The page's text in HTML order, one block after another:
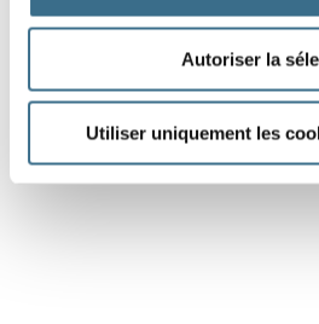
Autoriser la
Utiliser uniquement les